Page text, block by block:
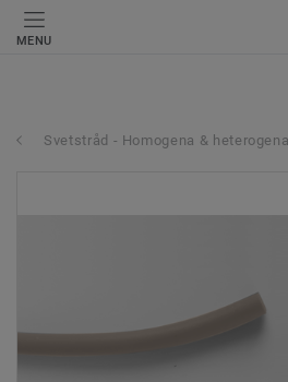
MENU
Svetstråd - Homogena &